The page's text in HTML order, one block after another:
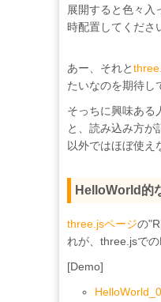
展開すると色々
時配置してくださ
あー、それと
たいなのを期待し
そっちに興味ある
と、読み込み方
以外ではほぼ使え
HelloWorld的
three.jsページの
れが、three.jsで
[Demo]